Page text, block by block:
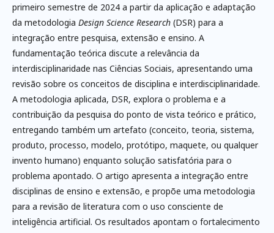
primeiro semestre de 2024 a partir da aplicação e adaptação
da metodologia Design Science Research (DSR) para a
integração entre pesquisa, extensão e ensino. A
fundamentação teórica discute a relevância da
interdisciplinaridade nas Ciências Sociais, apresentando uma
revisão sobre os conceitos de disciplina e interdisciplinaridade.
A metodologia aplicada, DSR, explora o problema e a
contribuição da pesquisa do ponto de vista teórico e prático,
entregando também um artefato (conceito, teoria, sistema,
produto, processo, modelo, protótipo, maquete, ou qualquer
invento humano) enquanto solução satisfatória para o
problema apontado. O artigo apresenta a integração entre
disciplinas de ensino e extensão, e propõe uma metodologia
para a revisão de literatura com o uso consciente de
inteligência artificial. Os resultados apontam o fortalecimento